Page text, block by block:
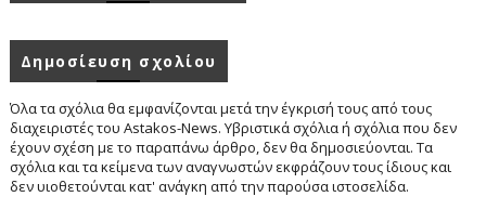
Δημοσίευση σχολίου
Όλα τα σχόλια θα εμφανίζονται μετά την έγκρισή τους από τους
διαχειριστές του Astakos-News. Υβριστικά σχόλια ή σχόλια που δεν
έχουν σχέση με το παραπάνω άρθρο, δεν θα δημοσιεύονται. Τα
σχόλια και τα κείμενα των αναγνωστών εκφράζουν τους ίδιους και
δεν υιοθετούνται κατ' ανάγκη από την παρούσα ιστοσελίδα.